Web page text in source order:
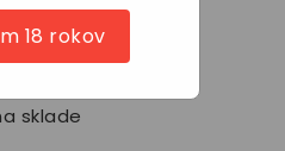
sklade
18 rokov